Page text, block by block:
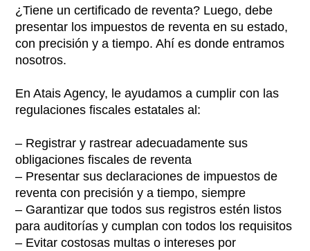
¿Tiene un certificado de reventa? Luego, debe
presentar los impuestos de reventa en su estado,
con precisión y a tiempo. Ahí es donde entramos
nosotros.
En Atais Agency, le ayudamos a cumplir con las
regulaciones fiscales estatales al:
– Registrar y rastrear adecuadamente sus
obligaciones fiscales de reventa
– Presentar sus declaraciones de impuestos de
reventa con precisión y a tiempo, siempre
– Garantizar que todos sus registros estén listos
para auditorías y cumplan con todos los requisitos
– Evitar costosas multas o intereses por